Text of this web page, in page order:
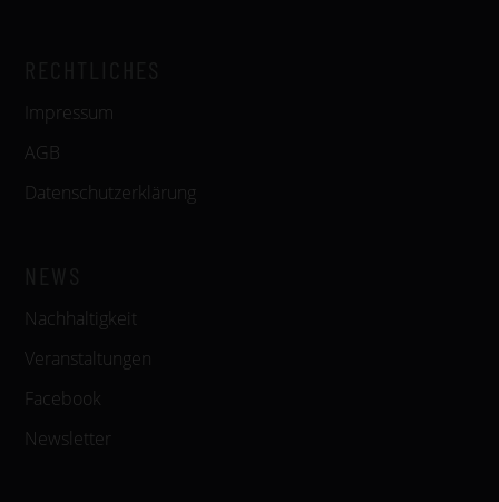
Impressum
AGB
Datenschutzerklärung
Nachhaltigkeit
Veranstaltungen
Facebook
Newsletter